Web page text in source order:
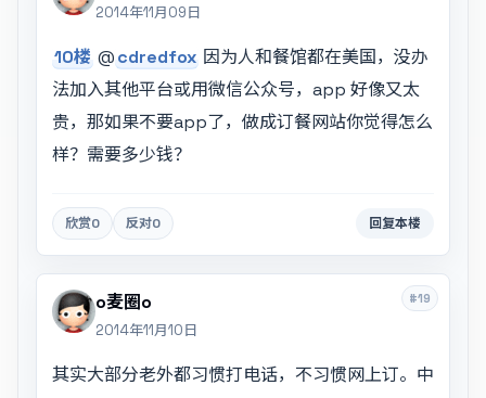
2014年11月09日
10楼@cdredfox 因为人和餐馆都在美国，没办
法加入其他平台或用微信公众号，app 好像又太
贵，那如果不要app了，做成订餐网站你觉得怎么
样？需要多少钱？
欣赏0 反对0 回复本楼
#19
o麦圈o
2014年11月10日
其实大部分老外都习惯打电话，不习惯网上订。中